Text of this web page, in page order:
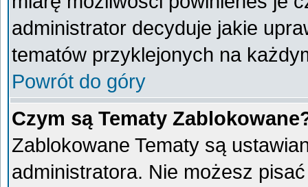
administrator decyduje jakie
tematów przyklejonych na
Powrót do góry
Czym są Tematy
Zablokowane Tematy są
administratora. Nie możesz